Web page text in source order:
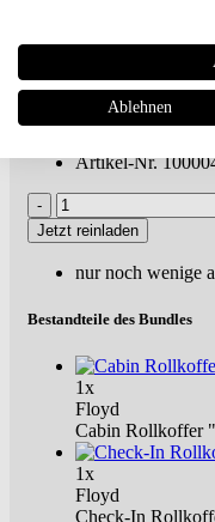
€ 1.290,00
Du sparst 10%
Versandkostenfreie
inkl. MwSt., zuzügl.
Artikel-Nr.
Jetzt reinladen
nur noch wenige
Bestandteile des Bundles
1x
Floyd
Cabin Rollkoffer
1x
Floyd
Check-In
Ablehnen